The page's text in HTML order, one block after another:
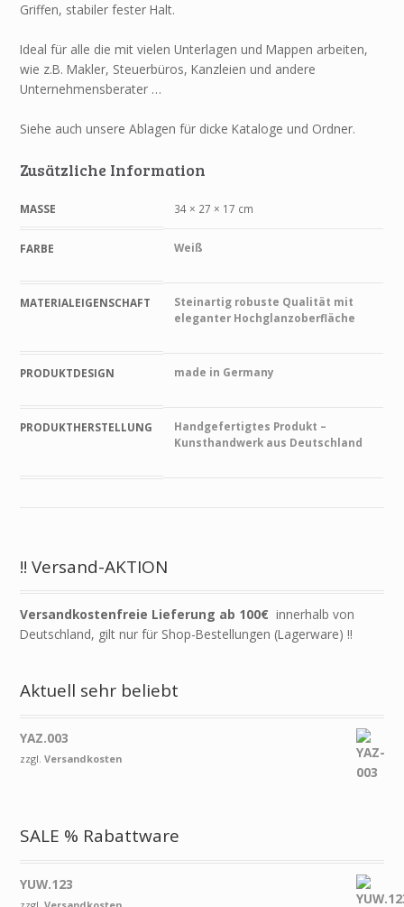
Griffen, stabiler fester Halt.
Ideal für alle die mit vielen Unterlagen und Mappen arbeiten,
wie z.B. Makler, Steuerbüros, Kanzleien und andere
Unternehmensberater …
Siehe auch unsere Ablagen für dicke Kataloge und Ordner.
Zusätzliche Information
MASSE 34 × 27 × 17 cm
FARBE Weiß
MATERIALEIGENSCHAFT
Steinartig robuste Qualität mit
eleganter Hochglanzoberfläche
PRODUKTDESIGN made in Germany
PRODUKTHERSTELLUNG
Handgefertigtes Produkt –
Kunsthandwerk aus Deutschland
!! Versand-AKTION
Versandkostenfreie Lieferung ab 100€ innerhalb von
Deutschland, gilt nur für Shop-Bestellungen (Lagerware) !!
Aktuell sehr beliebt
YAZ.003
zzgl.Versandkosten
SALE % Rabattware
YUW.123